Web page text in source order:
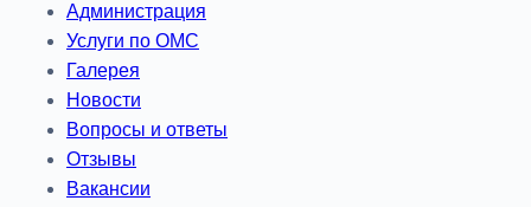
Администрация
Услуги по ОМС
Галерея
Новости
Вопросы и ответы
Отзывы
Вакансии